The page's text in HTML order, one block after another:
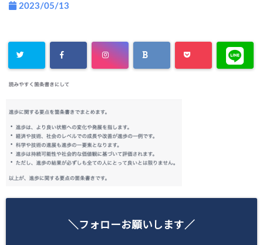
2023/05/13
＼フォローお願いします／